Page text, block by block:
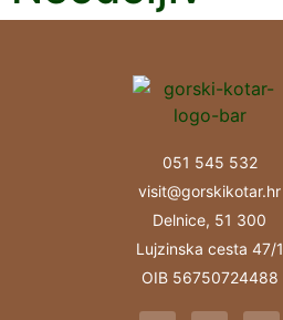
051 545 532
visit@gorskikotar.hr
Delnice, 51 300
Lujzinska cesta 47/1
OIB 56750724488